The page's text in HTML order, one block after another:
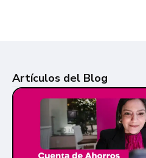
Artículos del Blog